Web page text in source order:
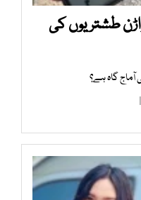
ایریا 51: ولاگر اڑن طشتریوں کی